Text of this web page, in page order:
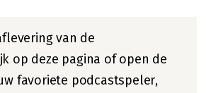
van de
op deze pagina of open de
favoriete podcastspeler,